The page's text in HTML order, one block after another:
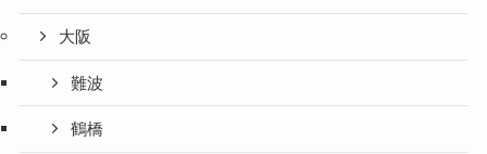
大阪
難波
鶴橋